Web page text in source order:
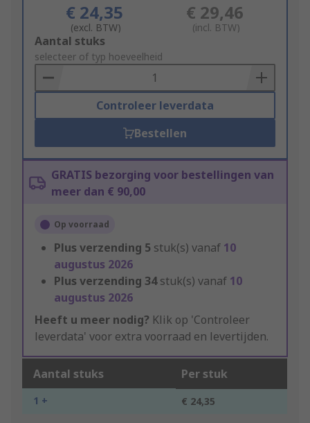
€ 24,35
(excl. BTW)
€ 29,46
(incl. BTW)
Add
to
Basket
Aantal stuks
selecteer of typ hoeveelheid
Controleer leverdata
Bestellen
GRATIS bezorging voor bestellingen van
meer dan € 90,00
Op voorraad
Plus verzending 5 stuk(s) vanaf 10
augustus 2026
Plus verzending 34stuk(s) vanaf 10
augustus 2026
Heeft u meer nodig? Klik op 'Controleer
leverdata' voor extra voorraad en levertijden.
Aantal stuks Per stuk
1 + € 24,35